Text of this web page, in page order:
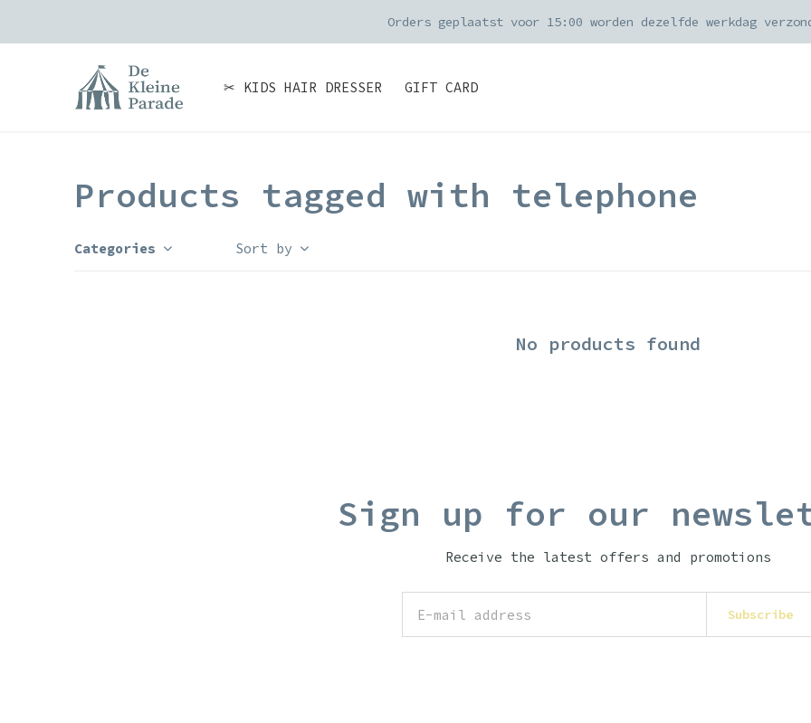
✂ KIDS HAIR DRESSER GIFT CARD
Orders geplaatst voor 15:00 worden dezelfde werkdag
Products tagged with telephone
Categories Sort by
No products found
Sign up for our
Receive the latest offers and promotions
Subscribe